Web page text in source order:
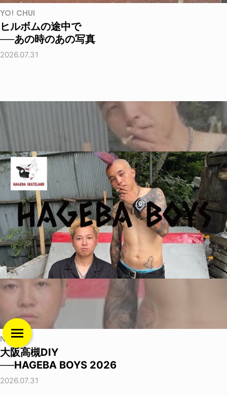
YO! CHUI
ヒルボムの途中で
──あの時のあの写真
2026.07.31
NEWS
大阪高槻DIY
──HAGEBA BOYS 2026
2026.07.31